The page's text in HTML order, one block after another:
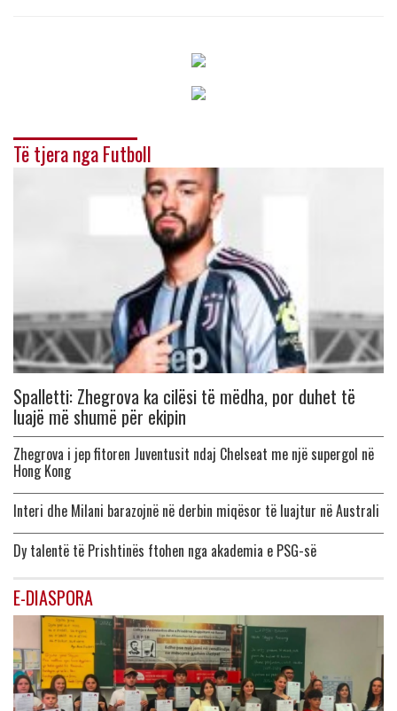
Të tjera nga Futboll
Spalletti: Zhegrova ka cilësi të mëdha, por duhet të
luajë më shumë për ekipin
Zhegrova i jep fitoren Juventusit ndaj Chelseat me një supergol në
Hong Kong
Interi dhe Milani barazojnë në derbin miqësor të luajtur në Australi
Dy talentë të Prishtinës ftohen nga akademia e PSG-së
E-DIASPORA